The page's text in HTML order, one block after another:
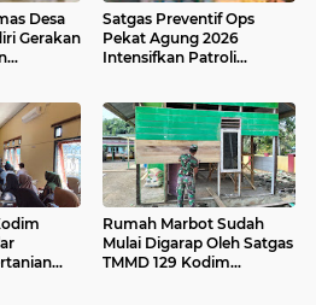
Desa
Gerakan
Satgas Preventif Ops
Pekat Agung 2026
Intensifkan Patroli
Rumah Marbot Sudah
Mulai Digarap Oleh Satgas
TMMD 129 Kodim